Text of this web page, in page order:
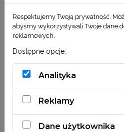
Respektujemy Twoją prywatność.
abyśmy wykorzystywali Twoje dane
reklamowych.
Dostępne opcje:
Analityka
Reklamy
Dane użytkownika